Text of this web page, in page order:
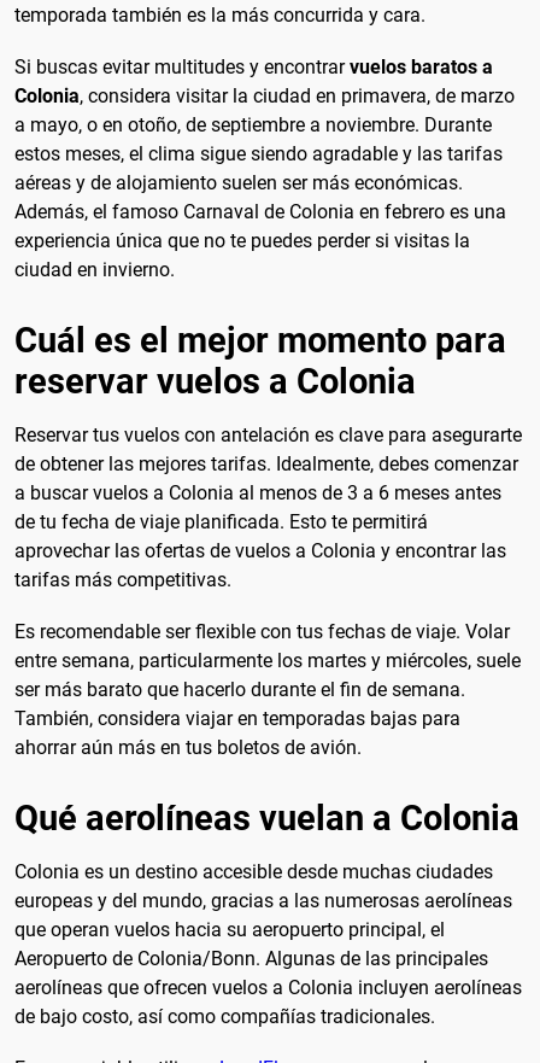
temporada también es la más concurrida y cara.
Si buscas evitar multitudes y encontrarvuelos baratos a
Colonia, considera visitar la ciudad en primavera, de marzo
a mayo, o en otoño, de septiembre a noviembre. Durante
estos meses, el clima sigue siendo agradable y las tarifas
aéreas y de alojamiento suelen ser más económicas.
Además, el famoso Carnaval de Colonia en febrero es una
experiencia única que no te puedes perder si visitas la
ciudad en invierno.
Cuál es el mejor momento para
reservar vuelos a Colonia
Reservar tus vuelos con antelación es clave para asegurarte
de obtener las mejores tarifas. Idealmente, debes comenzar
a buscar vuelos a Colonia al menos de 3 a 6 meses antes
de tu fecha de viaje planificada. Esto te permitirá
aprovechar las ofertas de vuelos a Colonia y encontrar las
tarifas más competitivas.
Es recomendable ser flexible con tus fechas de viaje. Volar
entre semana, particularmente los martes y miércoles, suele
ser más barato que hacerlo durante el fin de semana.
También, considera viajar en temporadas bajas para
ahorrar aún más en tus boletos de avión.
Qué aerolíneas vuelan a Colonia
Colonia es un destino accesible desde muchas ciudades
europeas y del mundo, gracias a las numerosas aerolíneas
que operan vuelos hacia su aeropuerto principal, el
Aeropuerto de Colonia/Bonn. Algunas de las principales
aerolíneas que ofrecen vuelos a Colonia incluyen aerolíneas
de bajo costo, así como compañías tradicionales.